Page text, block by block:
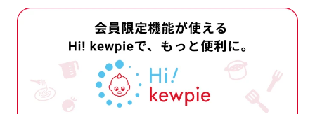
製造しています。
、下記（1）（2）（3）について、
を記載しています。
り「えび、かに」が混入する可
コンタミネーションが否定でき